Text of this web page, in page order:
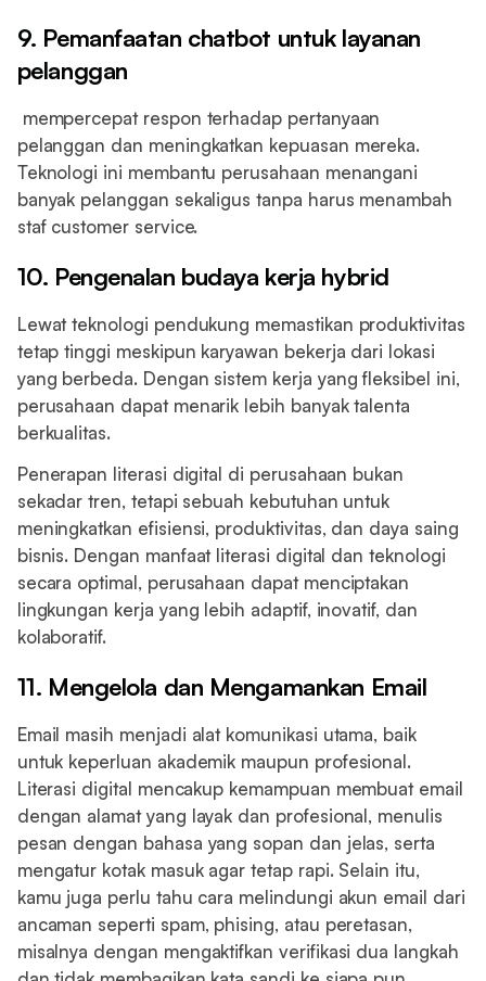
9. Pemanfaatan chatbot untuk layanan
pelanggan
mempercepat respon terhadap pertanyaan
pelanggan dan meningkatkan kepuasan mereka.
Teknologi ini membantu perusahaan menangani
banyak pelanggan sekaligus tanpa harus menambah
staf customer service.
10. Pengenalan budaya kerja hybrid
Lewat teknologi pendukung memastikan produktivitas
tetap tinggi meskipun karyawan bekerja dari lokasi
yang berbeda. Dengan sistem kerja yang fleksibel ini,
perusahaan dapat menarik lebih banyak talenta
berkualitas.
Penerapan literasi digital di perusahaan bukan
sekadar tren, tetapi sebuah kebutuhan untuk
meningkatkan efisiensi, produktivitas, dan daya saing
bisnis. Dengan manfaat literasi digital dan teknologi
secara optimal, perusahaan dapat menciptakan
lingkungan kerja yang lebih adaptif, inovatif, dan
kolaboratif.
11. Mengelola dan Mengamankan Email
Email masih menjadi alat komunikasi utama, baik
untuk keperluan akademik maupun profesional.
Literasi digital mencakup kemampuan membuat email
dengan alamat yang layak dan profesional, menulis
pesan dengan bahasa yang sopan dan jelas, serta
mengatur kotak masuk agar tetap rapi. Selain itu,
kamu juga perlu tahu cara melindungi akun email dari
ancaman seperti spam, phising, atau peretasan,
misalnya dengan mengaktifkan verifikasi dua langkah